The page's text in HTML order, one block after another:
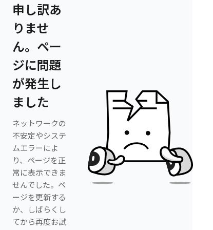
申し訳あ
りませ
ん。ペー
ジに問題
が発生し
ました
ネットワークの
不安定やシステ
ムエラーによ
り、ページを正
常に表示できま
せんでした。ペ
ージを更新する
か、しばらくし
てから再度お試